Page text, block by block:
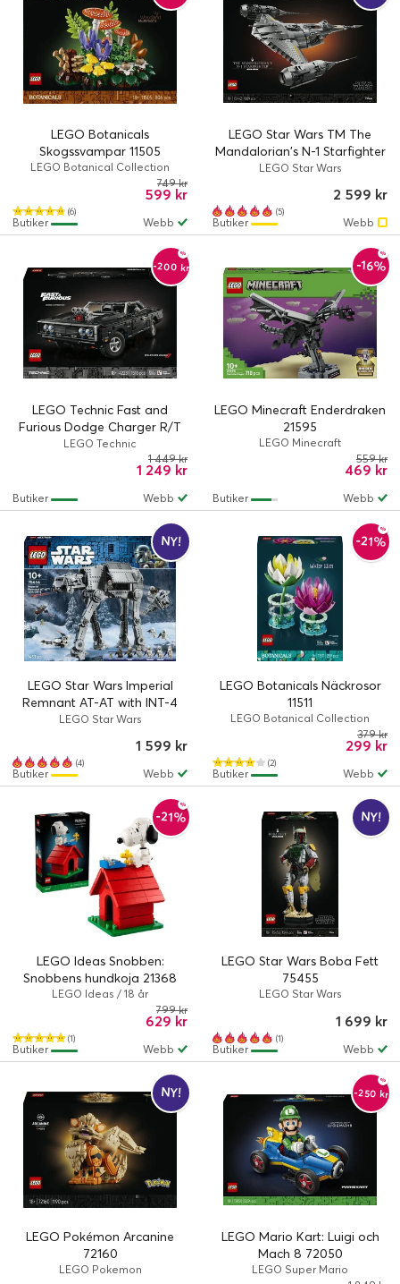
LEGO Botanicals
Skogssvampar 11505
LEGO Botanical Collection
(6)
599 kr
749 kr
Webb
Butiker
LEGO Star Wars TM The
Mandalorian's N-1 Starfighter
75442
LEGO Star Wars
(5)
2 599 kr
Webb
Butiker
-200 kr
LEGO Technic Fast and
Furious Dodge Charger R/T
bil 42231
LEGO Technic
1 249 kr
1 449 kr
Webb
Butiker
-16%
LEGO Minecraft Enderdraken
21595
LEGO Minecraft
469 kr
559 kr
Webb
Butiker
NY!
LEGO Star Wars Imperial
Remnant AT-AT with INT-4
75454
LEGO Star Wars
(4)
1 599 kr
Webb
Butiker
-21%
LEGO Botanicals Näckrosor
11511
LEGO Botanical Collection
(2)
299 kr
379 kr
Webb
Butiker
-21%
LEGO Ideas Snobben:
Snobbens hundkoja 21368
LEGO Ideas / 18 år
(1)
629 kr
799 kr
Webb
Butiker
NY!
LEGO Star Wars Boba Fett
75455
LEGO Star Wars
(1)
1 699 kr
Webb
Butiker
NY!
LEGO Pokémon Arcanine
72160
LEGO Pokemon
-250 kr
LEGO Mario Kart: Luigi och
Mach 8 72050
LEGO Super Mario